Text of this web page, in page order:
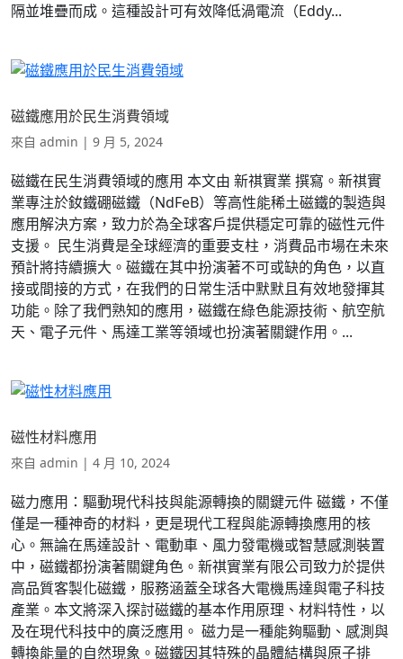
隔並堆疊而成。這種設計可有效降低渦電流（Eddy...
磁鐵應用於民生消費領域
來自 admin | 9 月 5, 2024
磁鐵在民生消費領域的應用 本文由 新祺實業 撰寫。新祺實
業專注於釹鐵硼磁鐵（NdFeB）等高性能稀土磁鐵的製造與
應用解決方案，致力於為全球客戶提供穩定可靠的磁性元件
支援。 民生消費是全球經濟的重要支柱，消費品市場在未來
預計將持續擴大。磁鐵在其中扮演著不可或缺的角色，以直
接或間接的方式，在我們的日常生活中默默且有效地發揮其
功能。除了我們熟知的應用，磁鐵在綠色能源技術、航空航
天、電子元件、馬達工業等領域也扮演著關鍵作用。...
磁性材料應用
來自 admin | 4 月 10, 2024
磁力應用：驅動現代科技與能源轉換的關鍵元件 磁鐵，不僅
僅是一種神奇的材料，更是現代工程與能源轉換應用的核
心。無論在馬達設計、電動車、風力發電機或智慧感測裝置
中，磁鐵都扮演著關鍵角色。新祺實業有限公司致力於提供
高品質客製化磁鐵，服務涵蓋全球各大電機馬達與電子科技
產業。本文將深入探討磁鐵的基本作用原理、材料特性，以
及在現代科技中的廣泛應用。 磁力是一種能夠驅動、感測與
轉換能量的自然現象。磁鐵因其特殊的晶體結構與原子排